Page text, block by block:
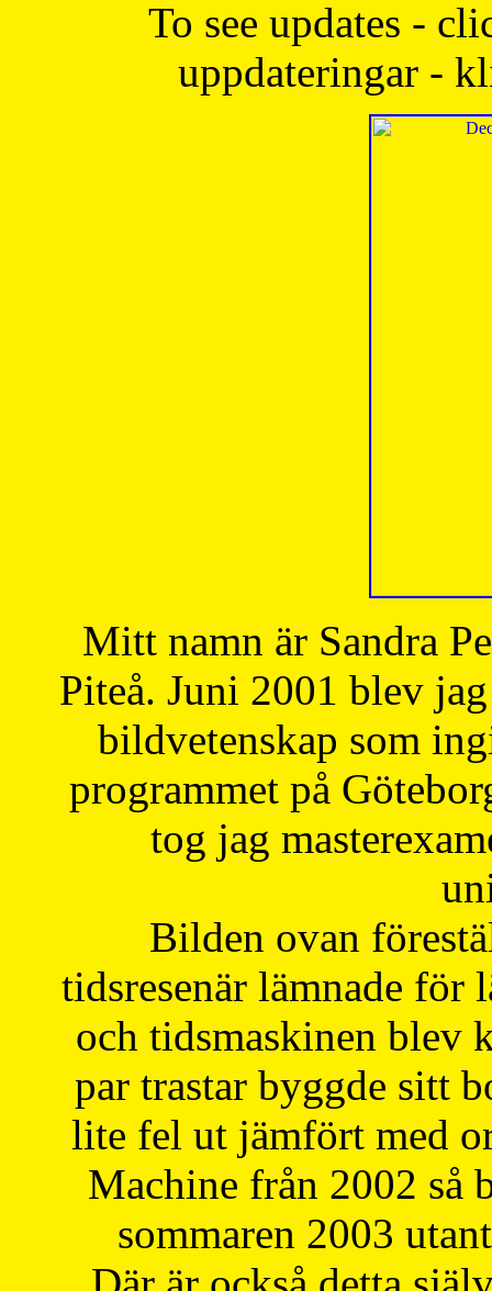
To see updates -
uppdateringar -
Mitt namn är Sandra
Piteå. Juni 2001 blev
bildvetenskap som
programmet på
tog jag
Bilden ovan
tidsresenär lämnade för
och tidsmaskinen blev
par trastar byggde sitt
lite fel ut jämfört med
Machine från 2002 så
sommaren 2003